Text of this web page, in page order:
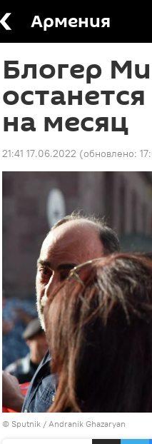
Армения
Блогер
на месяц
21:41 17.06.2022 (обновлено:
© Sputnik / Andranik Ghazaryan